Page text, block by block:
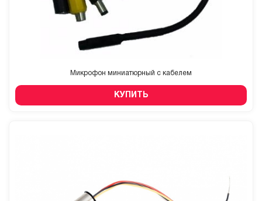
Микрофон миниатюрный с кабелем
КУПИТЬ